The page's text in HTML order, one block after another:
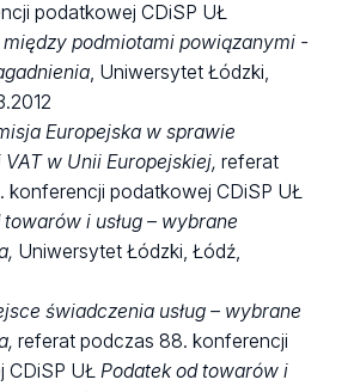
podatkowej CDiSP UŁ
między podmiotami powiązanymi -
, Uniwersytet Łódzki,
Europejska w sprawie
VAT w Unii Europejskiej,referat
konferencji podatkowej CDiSP UŁ
i usług – wybrane
Uniwersytet Łódzki, Łódź,
świadczenia usług – wybrane
referat podczas 88. konferencji
CDiSP UŁPodatek od towarów i